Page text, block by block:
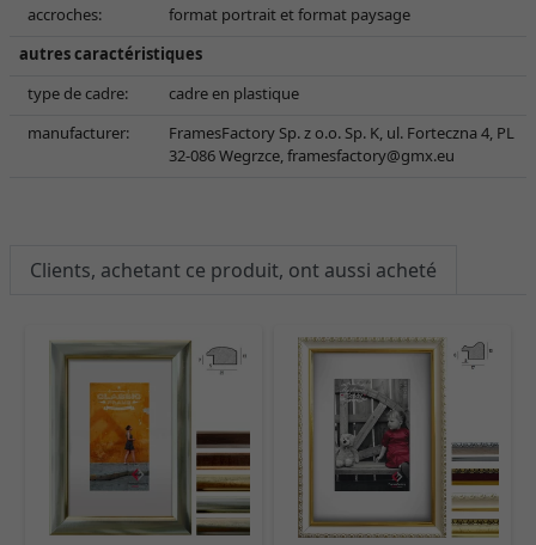
accroches:
format portrait et format paysage
autres caractéristiques
type de cadre:
cadre en plastique
manufacturer:
FramesFactory Sp. z o.o. Sp. K, ul. Forteczna 4, PL
32-086 Wegrzce,framesfactory@gmx.eu
Clients, achetant ce produit, ont aussi acheté